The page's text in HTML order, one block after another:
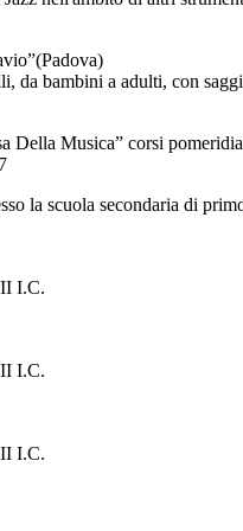
da bambini a adulti, con
Della Musica” corsi
la scuola secondaria di
I.C.
I.C.
I.C.